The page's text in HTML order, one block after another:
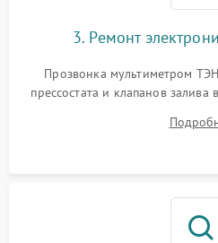
3. Ремонт
Прозвонка мультиметром
прессостата и клапанов
Восстановление